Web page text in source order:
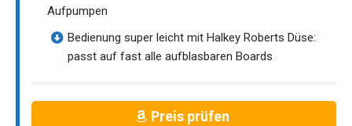
Aufpumpen
Bedienung super leicht mit Halkey Roberts Düse:
passt auf fast alle aufblasbaren Boards
Preis prüfen